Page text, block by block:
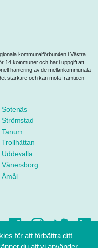
kommunalförbunden i Västra
14 kommuner och har i uppgift att
hantering av de mellankommunala
starkare och kan möta framtiden
Sotenäs
Strömstad
Tanum
Trollhättan
Uddevalla
Vänersborg
Åmål
för att förbättra ditt
du att vi använder